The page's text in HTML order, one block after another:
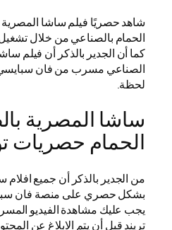
شاهد حصريًا فيلم ساشا
الحمام بالصناعي من خلال
كما أن الجدير بالذكر أن فيلم
الصناعي مسرب من فان
لحظة.
ساشا المصرية
الحمام حصريات
من الجدير بالذكر أن جميع
بشكل حصري على منصة فان
يجب عليك مشاهدة الفيديو
تريند قبل أن يتم الابلاغ عن